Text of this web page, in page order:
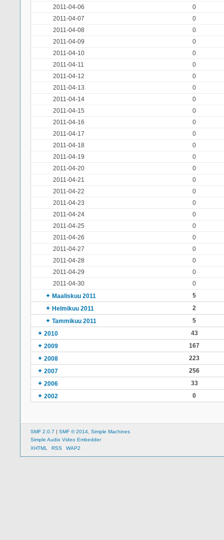
2011-04-06
0
2011-04-07
0
2011-04-08
0
2011-04-09
0
2011-04-10
0
2011-04-11
0
2011-04-12
0
2011-04-13
0
2011-04-14
0
2011-04-15
0
2011-04-16
0
2011-04-17
0
2011-04-18
0
2011-04-19
0
2011-04-20
0
2011-04-21
0
2011-04-22
0
2011-04-23
0
2011-04-24
0
2011-04-25
0
2011-04-26
0
2011-04-27
0
2011-04-28
0
2011-04-29
0
2011-04-30
0
Maaliskuu 2011
5
Helmikuu 2011
2
Tammikuu 2011
5
2010
43
2009
167
2008
223
2007
256
2006
33
2002
0
SMF 2.0.7 | SMF © 2014 Simple Machines
Simple Audio Video Embedder
XHTML
RSS WAP2